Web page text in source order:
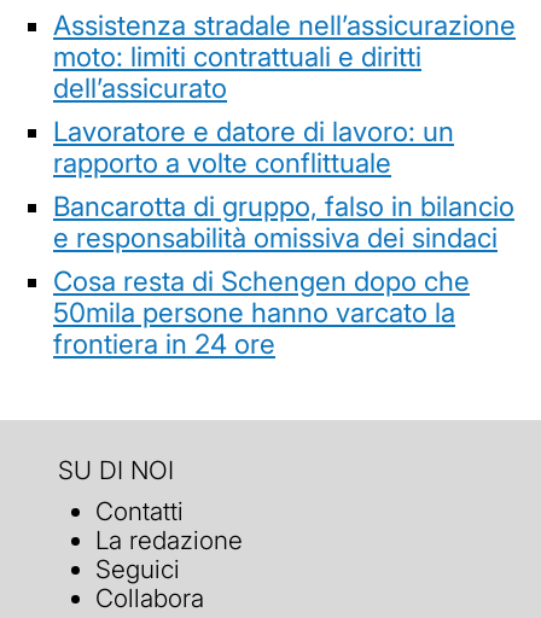
Assistenza stradale nell’assicurazione
moto: limiti contrattuali e diritti
dell’assicurato
Lavoratore e datore di lavoro: un
rapporto a volte conflittuale
Bancarotta di gruppo, falso in bilancio
e responsabilità omissiva dei sindaci
Cosa resta di Schengen dopo che
50mila persone hanno varcato la
frontiera in 24 ore
SU DI NOI
Contatti
La redazione
Seguici
Collabora